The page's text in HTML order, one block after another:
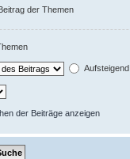
der Themen
Aufsteigend
der Beiträge anzeigen